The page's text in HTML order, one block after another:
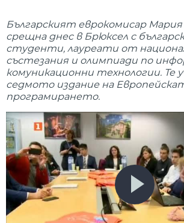
Българският еврокомисар Мария
срещна днес в Брюксел с
студенти, лауреати от
състезания и олимпиади по
комуникационни технологии. Те
седмото издание на
програмирането.